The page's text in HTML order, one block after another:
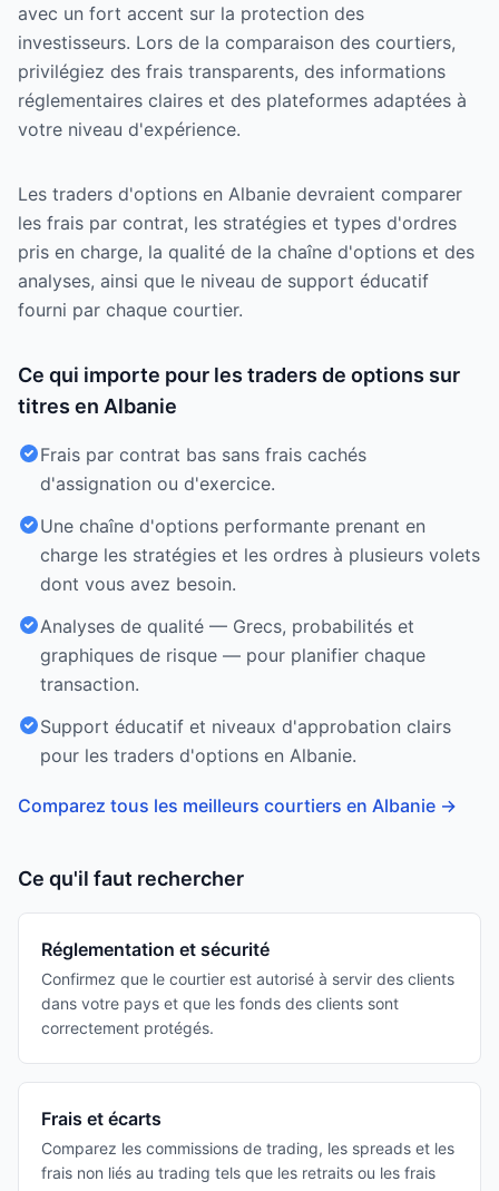
avec un fort accent sur la protection des
investisseurs. Lors de la comparaison des courtiers,
privilégiez des frais transparents, des informations
réglementaires claires et des plateformes adaptées à
votre niveau d'expérience.
Les traders d'options en Albanie devraient comparer
les frais par contrat, les stratégies et types d'ordres
pris en charge, la qualité de la chaîne d'options et des
analyses, ainsi que le niveau de support éducatif
fourni par chaque courtier.
Ce qui importe pour les traders de options sur
titres en Albanie
Frais par contrat bas sans frais cachés
d'assignation ou d'exercice.
Une chaîne d'options performante prenant en
charge les stratégies et les ordres à plusieurs volets
dont vous avez besoin.
Analyses de qualité — Grecs, probabilités et
graphiques de risque — pour planifier chaque
transaction.
Support éducatif et niveaux d'approbation clairs
pour les traders d'options en Albanie.
Comparez tous les meilleurs courtiers en Albanie →
Ce qu'il faut rechercher
Réglementation et sécurité
Confirmez que le courtier est autorisé à servir des clients
dans votre pays et que les fonds des clients sont
correctement protégés.
Frais et écarts
Comparez les commissions de trading, les spreads et les
frais non liés au trading tels que les retraits ou les frais